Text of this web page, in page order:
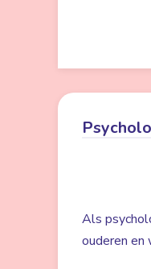
Als
ouderen en